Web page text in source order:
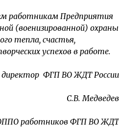
работникам Предприятия
(военизированной) охраны
тепла, счастья,
успехов в работе.
директор ФГП ВО ЖДТ России
С.В. Медведев
работников ФГП ВО ЖДТ